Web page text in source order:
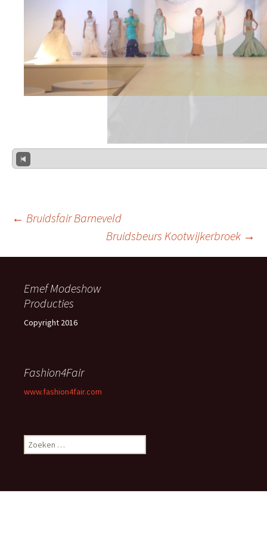
Berichtnavigatie
← Bruidsfair Barneveld
Bruidsbeurs Kootwijkerbroek →
Emef Modeshow
Producties
Copyright 2016
Fashion4Fair
www.fashion4fair.com
Zoeken
naar: